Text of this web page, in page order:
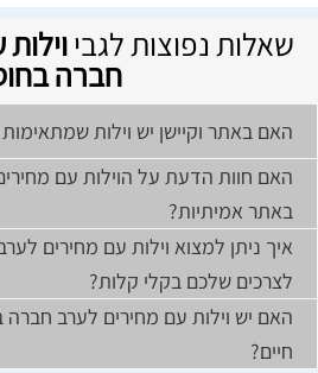
שאלות נפוצות לגבי
חברה
האם באתר וקיישן יש וילות
האם חוות הדעת על הוילות עם
באתר אמיתיות?
איך ניתן למצוא וילות עם מחירים
לצרכים שלכם בקלי קלות?
האם יש וילות עם מחירים לערב
חיים?